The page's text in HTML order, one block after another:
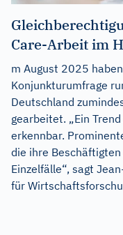
Care-Arbeit im
m August 2025
Konjunkturumfrage
Deutschland
gearbeitet. „Ein
erkennbar.
die ihre
Einzelfälle“, sagt
für